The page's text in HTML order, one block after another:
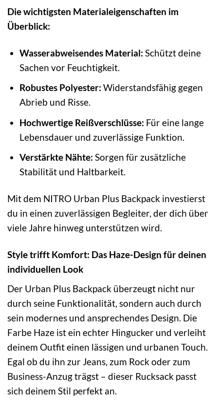
Die wichtigsten Materialeigenschaften im
Überblick:
Wasserabweisendes Material: Schützt deine
Sachen vor Feuchtigkeit.
Robustes Polyester: Widerstandsfähig gegen
Abrieb und Risse.
Hochwertige Reißverschlüsse: Für eine lange
Lebensdauer und zuverlässige Funktion.
Verstärkte Nähte: Sorgen für zusätzliche
Stabilität und Haltbarkeit.
Mit dem NITRO Urban Plus Backpack investierst
du in einen zuverlässigen Begleiter, der dich über
viele Jahre hinweg unterstützen wird.
Style trifft Komfort: Das Haze-Design für deinen
individuellen Look
Der Urban Plus Backpack überzeugt nicht nur
durch seine Funktionalität, sondern auch durch
sein modernes und ansprechendes Design. Die
Farbe Haze ist ein echter Hingucker und verleiht
deinem Outfit einen lässigen und urbanen Touch.
Egal ob du ihn zur Jeans, zum Rock oder zum
Business-Anzug trägst – dieser Rucksack passt
sich deinem Stil perfekt an.